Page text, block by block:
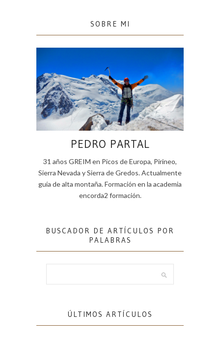
SOBRE MI
PEDRO PARTAL
31 años GREIM en Picos de Europa, Pirineo,
Sierra Nevada y Sierra de Gredos. Actualmente
guía de alta montaña. Formación en la academia
encorda2 formación.
BUSCADOR DE ARTÍCULOS POR
PALABRAS
ÚLTIMOS ARTÍCULOS